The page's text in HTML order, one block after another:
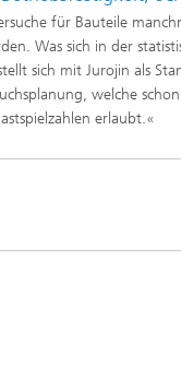
Schläuche und flexible
Menschmodelle und Mensch-
Interaktion
Prüfung
Schichtdickenmessung
für Bauteile
Was sich in der
sich mit Jurojin als
welche
erlaubt.«